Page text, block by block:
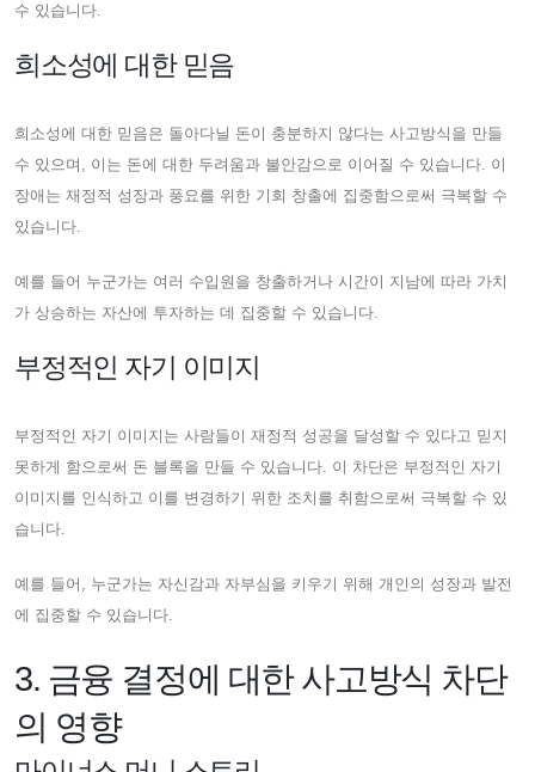
수 있습니다.
희소성에 대한 믿음
희소성에 대한 믿음은 돌아다닐 돈이 충분하지 않다는 사고방식을 만들
수 있으며, 이는 돈에 대한 두려움과 불안감으로 이어질 수 있습니다. 이
장애는 재정적 성장과 풍요를 위한 기회 창출에 집중함으로써 극복할 수
있습니다.
예를 들어 누군가는 여러 수입원을 창출하거나 시간이 지남에 따라 가치
가 상승하는 자산에 투자하는 데 집중할 수 있습니다.
부정적인 자기 이미지
부정적인 자기 이미지는 사람들이 재정적 성공을 달성할 수 있다고 믿지
못하게 함으로써 돈 블록을 만들 수 있습니다. 이 차단은 부정적인 자기
이미지를 인식하고 이를 변경하기 위한 조치를 취함으로써 극복할 수 있
습니다.
예를 들어, 누군가는 자신감과 자부심을 키우기 위해 개인의 성장과 발전
에 집중할 수 있습니다.
3. 금융 결정에 대한 사고방식 차단
의 영향